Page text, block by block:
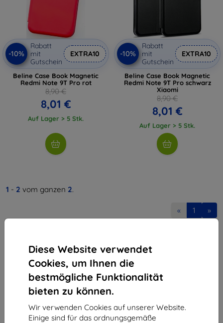
Diese Website verwendet
Cookies, um Ihnen die
bestmögliche Funktionalität
bieten zu können.
Wir verwenden Cookies auf unserer Website.
Einige sind für das ordnungsgemäße
-10%
Rabatt
mit
Gutschein
EXTRA10
Beline Case Book Magnetic
Redmi Note 9T Pro rot
8,90 €
8,01 €
Auf Lager > 5 Stk.
-10%
Rabatt
mit
Gutschein
EXTRA10
Beline Case Book Magnetic
Redmi Note 9T Pro schwarz
Xiaomi
8,90 €
8,01 €
Auf Lager > 5 Stk.
1 - 2 vom ganzen 2.
« 1 »
Shield-Sk s.r.o.
Ulica Rudolfa Mocka 3750/2A
841 04 Bratislava